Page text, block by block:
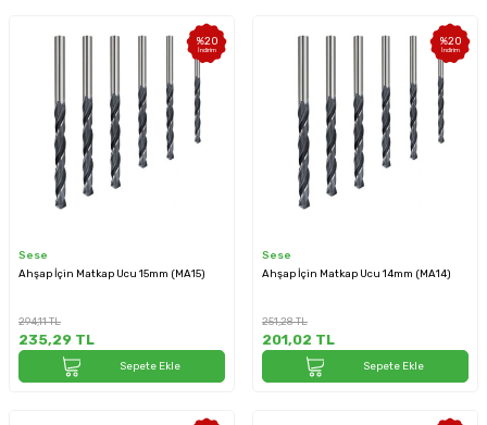
%20
İndirim
Sese
Ahşap İçin Matkap Ucu 15mm (MA15)
294,11TL
235,29 TL
Sepete Ekle
%20
İndirim
Sese
Ahşap İçin Matkap Ucu 14mm (MA14)
251,28TL
201,02 TL
Sepete Ekle